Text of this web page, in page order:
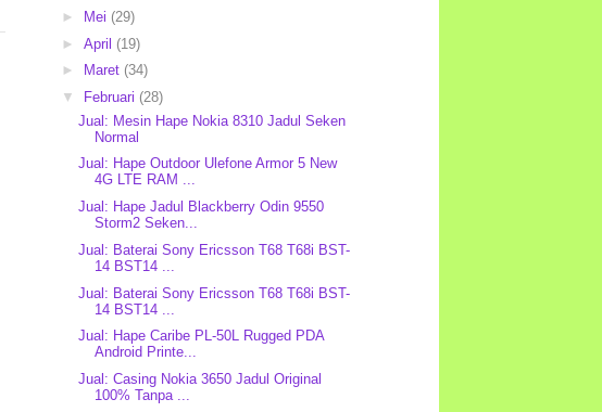
►
Mei (29)
► April (19)
►
Maret (34)
▼
Februari (28)
Jual: Mesin Hape Nokia 8310 Jadul Seken
Normal
Jual: Hape Outdoor Ulefone Armor 5 New
4G LTE RAM ...
Jual: Hape Jadul Blackberry Odin 9550
Storm2 Seken...
Jual: Baterai Sony Ericsson T68 T68i BST-
14 BST14 ...
Jual: Baterai Sony Ericsson T68 T68i BST-
14 BST14 ...
Jual: Hape Caribe PL-50L Rugged PDA
Android Printe...
Jual: Casing Nokia 3650 Jadul Original
100% Tanpa ...